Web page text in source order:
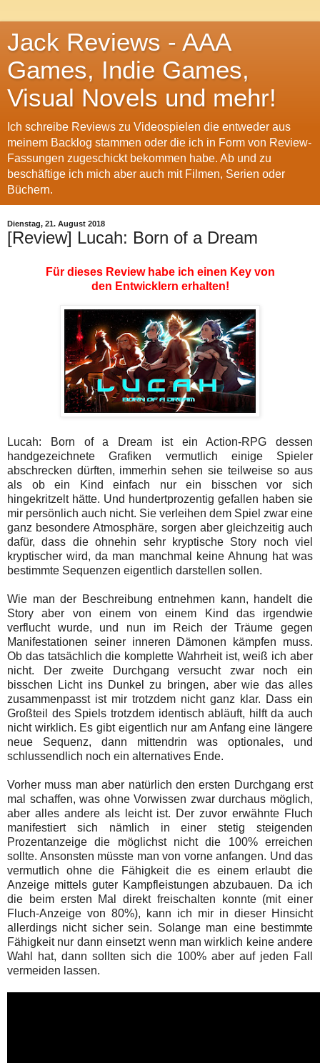
Jack Reviews - AAA
Games, Indie Games,
Visual Novels und mehr!
Ich schreibe Reviews zu Videospielen die entweder aus
meinem Backlog stammen oder die ich in Form von Review-
Fassungen zugeschickt bekommen habe. Ab und zu
beschäftige ich mich aber auch mit Filmen, Serien oder
Büchern.
Dienstag, 21. August 2018
[Review] Lucah: Born of a Dream
Für dieses Review habe ich einen Key von
den Entwicklern erhalten!
Lucah: Born of a Dream ist ein Action-RPG dessen
handgezeichnete Grafiken vermutlich einige Spieler
abschrecken dürften, immerhin sehen sie teilweise so aus
als ob ein Kind einfach nur ein bisschen vor sich
hingekritzelt hätte. Und hundertprozentig gefallen haben sie
mir persönlich auch nicht. Sie verleihen dem Spiel zwar eine
ganz besondere Atmosphäre, sorgen aber gleichzeitig auch
dafür, dass die ohnehin sehr kryptische Story noch viel
kryptischer wird, da man manchmal keine Ahnung hat was
bestimmte Sequenzen eigentlich darstellen sollen.
Wie man der Beschreibung entnehmen kann, handelt die
Story aber von einem von einem Kind das irgendwie
verflucht wurde, und nun im Reich der Träume gegen
Manifestationen seiner inneren Dämonen kämpfen muss.
Ob das tatsächlich die komplette Wahrheit ist, weiß ich aber
nicht. Der zweite Durchgang versucht zwar noch ein
bisschen Licht ins Dunkel zu bringen, aber wie das alles
zusammenpasst ist mir trotzdem nicht ganz klar. Dass ein
Großteil des Spiels trotzdem identisch abläuft, hilft da auch
nicht wirklich. Es gibt eigentlich nur am Anfang eine längere
neue Sequenz, dann mittendrin was optionales, und
schlussendlich noch ein alternatives Ende.
Vorher muss man aber natürlich den ersten Durchgang erst
mal schaffen, was ohne Vorwissen zwar durchaus möglich,
aber alles andere als leicht ist. Der zuvor erwähnte Fluch
manifestiert sich nämlich in einer stetig steigenden
Prozentanzeige die möglichst nicht die 100% erreichen
sollte. Ansonsten müsste man von vorne anfangen. Und das
vermutlich ohne die Fähigkeit die es einem erlaubt die
Anzeige mittels guter Kampfleistungen abzubauen. Da ich
die beim ersten Mal direkt freischalten konnte (mit einer
Fluch-Anzeige von 80%), kann ich mir in dieser Hinsicht
allerdings nicht sicher sein. Solange man eine bestimmte
Fähigkeit nur dann einsetzt wenn man wirklich keine andere
Wahl hat, dann sollten sich die 100% aber auf jeden Fall
vermeiden lassen.